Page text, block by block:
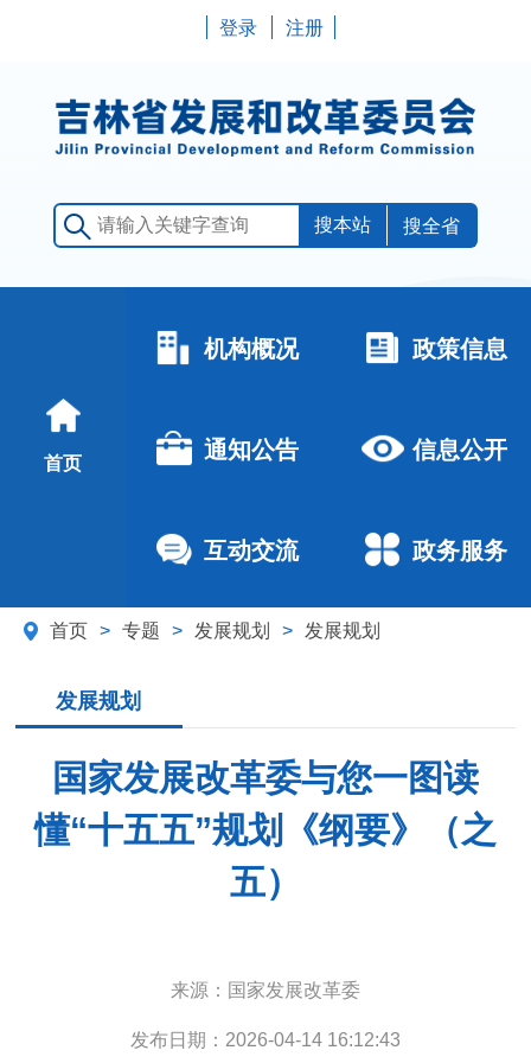
登录 注册
搜全省
首页
机构概况 政策信息
通知公告 信息公开
互动交流 政务服务
首页 > 专题 > 发展规划 > 发展规划
发展规划
国家发展改革委与您一图读
懂“十五五”规划《纲要》（之
五）
来源： 国家发展改革委
发布日期： 2026-04-14 16:12:43